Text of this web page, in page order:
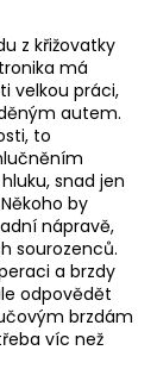
z křižovatky
má
velkou práci,
autem.
to
snad jen
by
nápravě,
sourozenců.
a brzdy
odpovědět
brzdám
víc než